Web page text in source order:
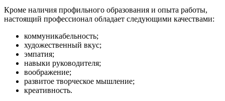
Кроме наличия профильного образования и опыта работы,
настоящий профессионал обладает следующими качествами:
коммуникабельность;
художественный вкус;
эмпатия;
навыки руководителя;
воображение;
развитое творческое мышление;
креативность.